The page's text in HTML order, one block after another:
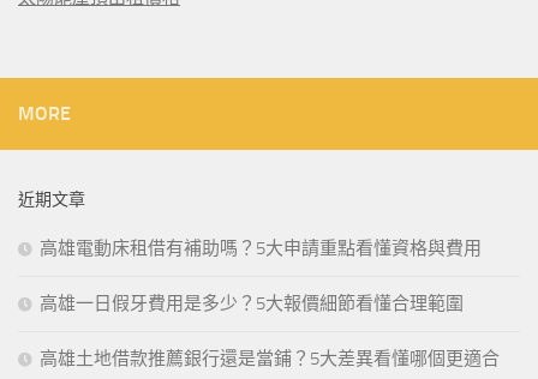
MORE
近期文章
高雄電動床租借有補助嗎？5大申請重點看懂資格與費用
高雄一日假牙費用是多少？5大報價細節看懂合理範圍
高雄土地借款推薦銀行還是當鋪？5大差異看懂哪個更適合